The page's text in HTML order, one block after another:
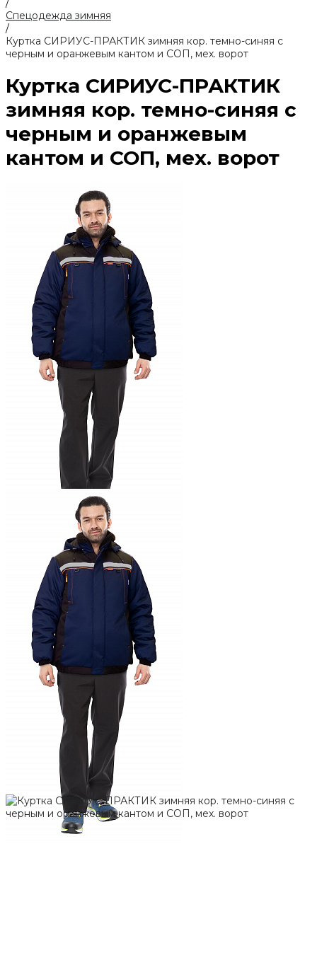
/
Спецодежда зимняя
/
Куртка СИРИУС-ПРАКТИК зимняя кор. темно-синяя с
черным и оранжевым кантом и СОП, мех. ворот
Куртка СИРИУС-ПРАКТИК
зимняя кор. темно-синяя с
черным и оранжевым
кантом и СОП, мех. ворот